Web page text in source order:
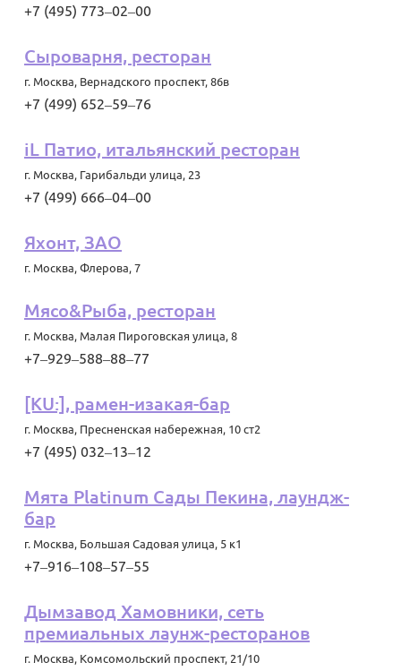
+7 (495) 773‒02‒00
Сыроварня, ресторан
г. Москва, Вернадского проспект, 86в
+7 (499) 652‒59‒76
iL Патио, итальянский ресторан
г. Москва, Гарибальди улица, 23
+7 (499) 666‒04‒00
Яхонт, ЗАО
г. Москва, Флерова, 7
Мясо&Рыба, ресторан
г. Москва, Малая Пироговская улица, 8
+7‒929‒588‒88‒77
[KU:], ​рамен-изакая-бар​
г. Москва, Пресненская набережная, 10 ст2
+7 (495) 032‒13‒12
Мята Platinum Сады Пекина, лаундж-
бар
г. Москва, Большая Садовая улица, 5 к1
+7‒916‒108‒57‒55
Дымзавод Хамовники, сеть
премиальных лаунж-ресторанов
г. Москва, Комсомольский проспект, 21/10